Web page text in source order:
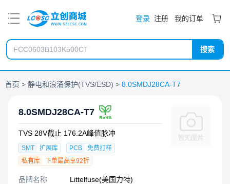
登录 注册 我的订单
搜索
首页 静电和浪涌保护(TVS/ESD) 8.0SMDJ28CA-T7
8.0SMDJ28CA-T7
TVS 28V截止 176.2A峰值脉冲
SMT 扩展库 PCB
免费打样
私有库
下单最高享92折
品牌名称 Littelfuse(美国力特)